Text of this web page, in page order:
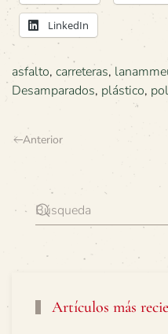
LinkedIn
asfalto, carreteras,
Desamparados, plástico,
Anterior
Artículos más